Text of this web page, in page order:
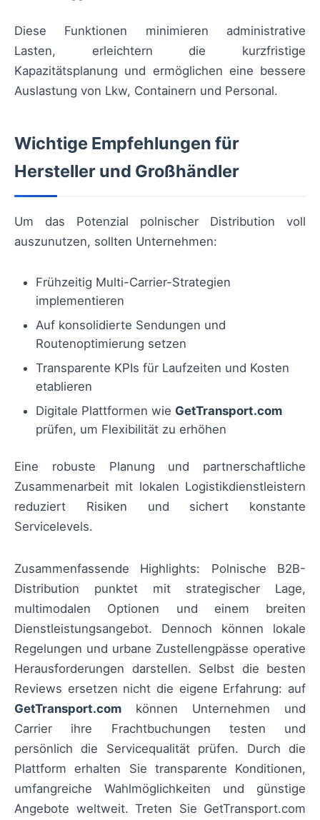
Diese Funktionen minimieren administrative
Lasten, erleichtern die kurzfristige
Kapazitätsplanung und ermöglichen eine bessere
Auslastung von Lkw, Containern und Personal.
Wichtige Empfehlungen für
Hersteller und Großhändler
Um das Potenzial polnischer Distribution voll
auszunutzen, sollten Unternehmen:
Frühzeitig Multi-Carrier-Strategien
implementieren
Auf konsolidierte Sendungen und
Routenoptimierung setzen
Transparente KPIs für Laufzeiten und Kosten
etablieren
Digitale Plattformen wie GetTransport.com
prüfen, um Flexibilität zu erhöhen
Eine robuste Planung und partnerschaftliche
Zusammenarbeit mit lokalen Logistikdienstleistern
reduziert Risiken und sichert konstante
Servicelevels.
Zusammenfassende Highlights: Polnische B2B-
Distribution punktet mit strategischer Lage,
multimodalen Optionen und einem breiten
Dienstleistungsangebot. Dennoch können lokale
Regelungen und urbane Zustellengpässe operative
Herausforderungen darstellen. Selbst die besten
Reviews ersetzen nicht die eigene Erfahrung: auf
GetTransport.com können Unternehmen und
Carrier ihre Frachtbuchungen testen und
persönlich die Servicequalität prüfen. Durch die
Plattform erhalten Sie transparente Konditionen,
umfangreiche Wahlmöglichkeiten und günstige
Angebote weltweit. Treten Sie GetTransport.com